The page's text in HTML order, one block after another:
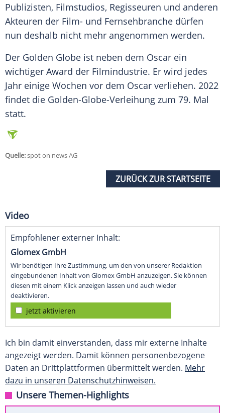
Publizisten, Filmstudios, Regisseuren und anderen
Akteuren der Film- und Fernsehbranche dürfen
nun deshalb nicht mehr angenommen werden.
Der Golden Globe ist neben dem Oscar ein
wichtiger Award der Filmindustrie. Er wird jedes
Jahr einige Wochen vor dem Oscar verliehen. 2022
findet die Golden-Globe-Verleihung zum 79. Mal
statt.
Quelle:spot on news AG
ZURÜCK ZUR STARTSEITE
Video
Empfohlener externer Inhalt:
Glomex GmbH
Wir benötigen Ihre Zustimmung, um den von unserer Redaktion
eingebundenen Inhalt von Glomex GmbH anzuzeigen. Sie können
diesen mit einem Klick anzeigen lassen und auch wieder
deaktivieren.
jetzt aktivieren
Ich bin damit einverstanden, dass mir externe Inhalte
angezeigt werden. Damit können personenbezogene
Daten an Drittplattformen übermittelt werden. Mehr
dazu in unseren Datenschutzhinweisen.
Unsere Themen-Highlights